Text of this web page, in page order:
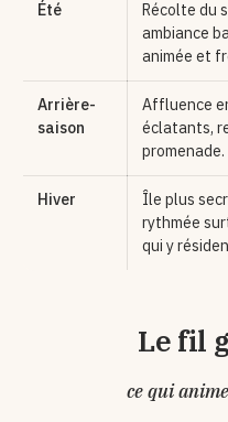
Été
Récolte du
ambiance
animée et
Arrière-
saison
Affluence
éclatants,
promenade.
Hiver
Île plus
rythmée
qui y
Le fil
ce qui